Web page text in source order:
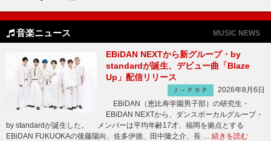
音楽ニュース MUSIC NEWS
EBiDAN NEXTから新グループ・by
standardが誕生、デビュー曲「Blaze
Up」配信リリース
Ｊ－ＰＯＰ
2026年8月6日
EBiDAN（恵比寿学園男子部）の研究生・
EBiDAN NEXTから、ダンスボーカルグループ・
by standardが誕生した。 メンバーは平均年齢17才、福岡を拠点とする
EBiDAN FUKUOKAの後藤陽向、佐多伊徳、田中隆之介、長 … 続きを読む